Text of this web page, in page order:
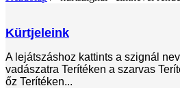
Kürtjeleink
A lejátszáshoz kattints a szignál
vadászatra Terítéken a szarvas
őz Terítéken...